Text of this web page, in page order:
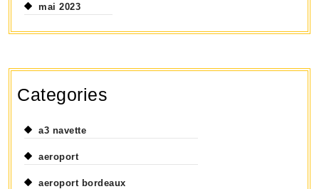
mai 2023
Categories
a3 navette
aeroport
aeroport bordeaux